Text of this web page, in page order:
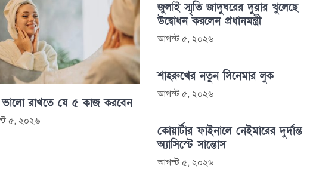
ভালো রাখতে যে ৫ কাজ করবেন
৫, ২০২৬
জুলাই স্মৃতি জাদুঘরের দুয়ার খুলেছে
উদ্বোধন করলেন প্রধানমন্ত্রী
আগস্ট ৫, ২০২৬
শাহরুখের নতুন সিনেমার লুক
আগস্ট ৫, ২০২৬
কোয়ার্টার ফাইনালে নেইমারের দুর্দান্ত
অ্যাসিস্টে সান্তোস
আগস্ট ৫, ২০২৬